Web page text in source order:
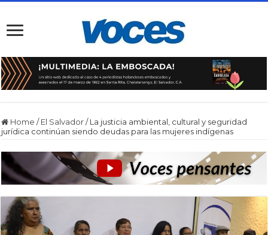
Home / El Salvador / La justicia ambiental, cultural y seguridad
jurídica continúan siendo deudas para las mujeres indígenas